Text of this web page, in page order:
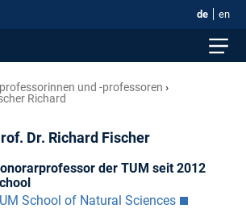
de en
und -professoren
Richard
Dr. Richard Fischer
der TUM seit 2012
School of Natural Sciences